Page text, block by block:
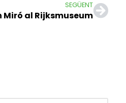
SEGÜENT
Miró al Rijksmuseum